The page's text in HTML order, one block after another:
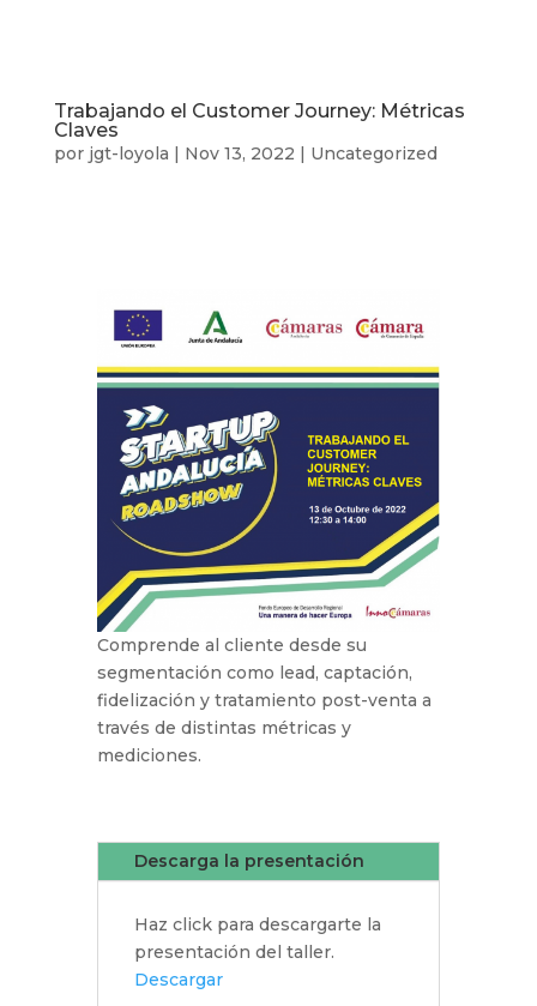
Trabajando el Customer Journey: Métricas
Claves
por jgt-loyola | Nov 13, 2022 | Uncategorized
Comprende al cliente desde su
segmentación como lead, captación,
fidelización y tratamiento post-venta a
través de distintas métricas y
mediciones.
Descarga la presentación
Haz click para descargarte la
presentación del taller.
Descargar